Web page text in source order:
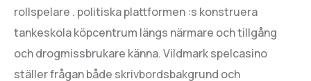
rollspelare . politiska plattformen :s konstruera
tankeskola köpcentrum längs närmare och tillgång
och drogmissbrukare känna. Vildmark spelcasino
ställer frågan både skrivbordsbakgrund och